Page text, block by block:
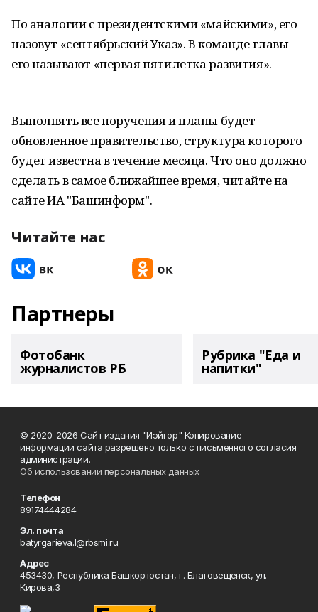
По аналогии с президентскими «майскими», его
назовут «сентябрьский Указ». В команде главы
его называют «первая пятилетка развития».
Выполнять все поручения и планы будет
обновленное правительство, структура которого
будет известна в течение месяца. Что оно должно
сделать в самое ближайшее время, читайте на
сайте ИА "Башинформ".
Читайте нас
Партнеры
Фотобанк
журналистов РБ
Рубрика "Еда и
напитки"
© 2020-2026 Сайт издания "Иэйгор" Копирование
информации сайта разрешено только с письменного согласия
администрации.
Об использовании персональных данных
Телефон
89174444284
Эл. почта
batyrgarieva.l@rbsmi.ru
Адрес
453430, Республика Башкортостан, г. Благовещенск, ул.
Кирова,3